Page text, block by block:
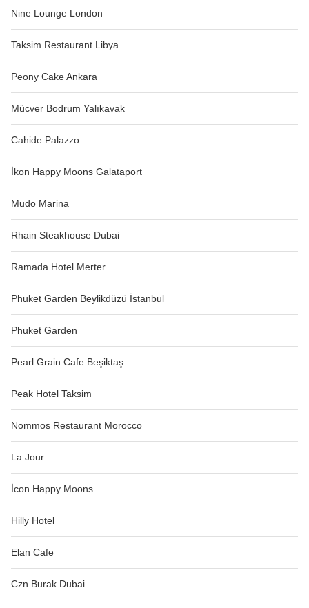
Nine Lounge London
Taksim Restaurant Libya
Peony Cake Ankara
Mücver Bodrum Yalıkavak
Cahide Palazzo
İkon Happy Moons Galataport
Mudo Marina
Rhain Steakhouse Dubai
Ramada Hotel Merter
Phuket Garden Beylikdüzü İstanbul
Phuket Garden
Pearl Grain Cafe Beşiktaş
Peak Hotel Taksim
Nommos Restaurant Morocco
La Jour
İcon Happy Moons
Hilly Hotel
Elan Cafe
Czn Burak Dubai